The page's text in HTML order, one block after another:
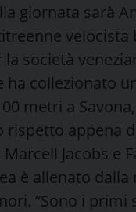
giornata sarà
velocista
società
ha collezionato
metri a
rispetto appena
Jacobs e
è allenato dalla
“Sono i primi